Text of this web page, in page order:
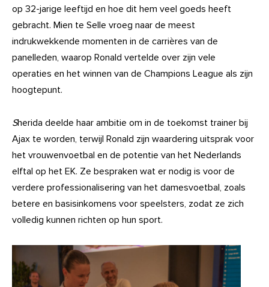
op 32-jarige leeftijd en hoe dit hem veel goeds heeft
gebracht. Mien te Selle vroeg naar de meest
indrukwekkende momenten in de carrières van de
panelleden, waarop Ronald vertelde over zijn vele
operaties en het winnen van de Champions League als zijn
hoogtepunt.
Sherida deelde haar ambitie om in de toekomst trainer bij
Ajax te worden, terwijl Ronald zijn waardering uitsprak voor
het vrouwenvoetbal en de potentie van het Nederlands
elftal op het EK. Ze bespraken wat er nodig is voor de
verdere professionalisering van het damesvoetbal, zoals
betere en basisinkomens voor speelsters, zodat ze zich
volledig kunnen richten op hun sport.